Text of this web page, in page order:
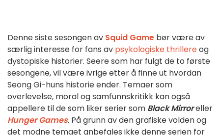
Denne siste sesongen av Squid Game bør være av
særlig interesse for fans av psykologiske thrillereog
dystopiske historier. Seere som har fulgt de to første
sesongene, vil være ivrige etter å finne ut hvordan
Seong Gi-huns historie ender. Temaer som
overlevelse, moral og samfunnskritikk kan også
appellere til de som liker serier som Black Mirroreller
Hunger Games. På grunn av den grafiske volden og
det modne temaet anbefales ikke denne serien for